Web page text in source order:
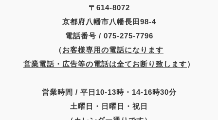
〒614-8072
京都府八幡市八幡長田98-4
電話番号 / 075-275-7796
（お客様専用の電話になります
営業電話・広告等の電話は全てお断り致します）
営業時間 / 平日10-13時・14-16時30分
土曜日・日曜日・祝日